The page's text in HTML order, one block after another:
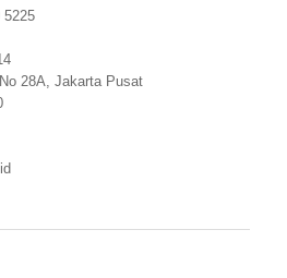
5225
28A, Jakarta Pusat